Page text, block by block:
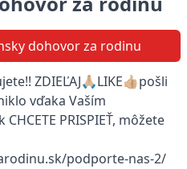
dohovor za rodinu
ZDIEĽAJ🙏🏼LIKE👍🏼pošli
vďaka Vaším
PRISPIEŤ, môžete
podporte-nas-2/